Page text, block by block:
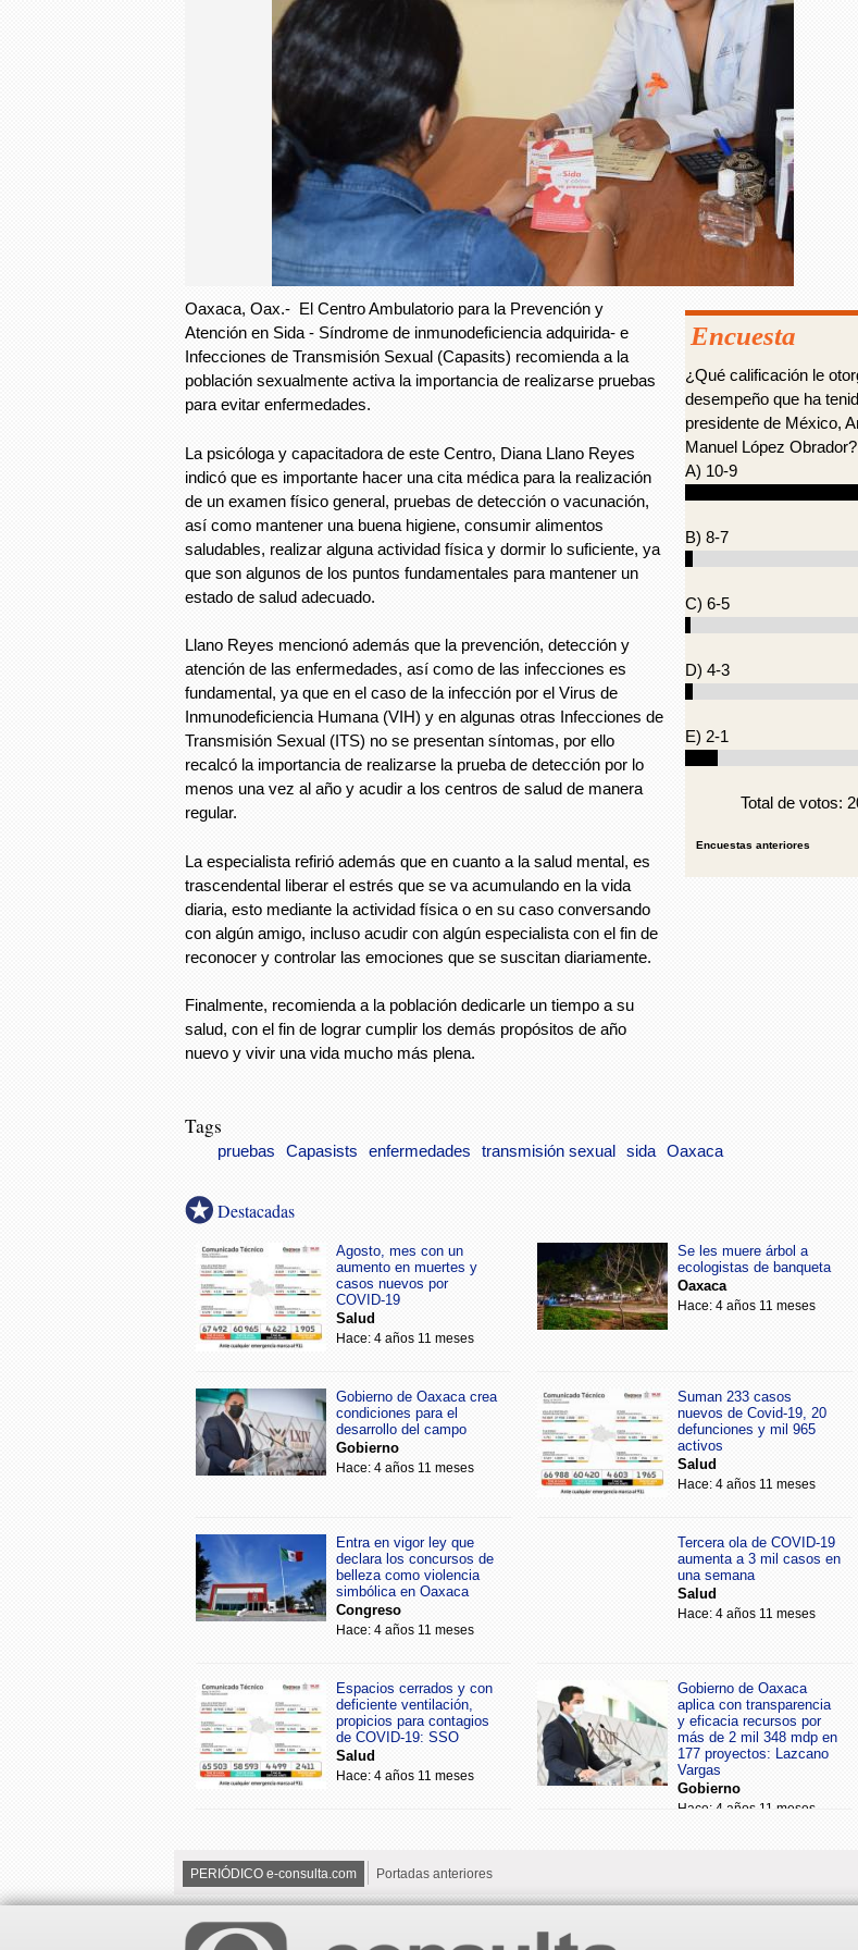
Oaxaca, Oax.- El Centro Ambulatorio para la Prevención y
Atención en Sida - Síndrome de inmunodeficiencia adquirida- e
Infecciones de Transmisión Sexual (Capasits) recomienda a la
población sexualmente activa la importancia de realizarse pruebas
para evitar enfermedades.
La psicóloga y capacitadora de este Centro, Diana Llano Reyes
indicó que es importante hacer una cita médica para la realización
de un examen físico general, pruebas de detección o vacunación,
así como mantener una buena higiene, consumir alimentos
saludables, realizar alguna actividad física y dormir lo suficiente, ya
que son algunos de los puntos fundamentales para mantener un
estado de salud adecuado.
Llano Reyes mencionó además que la prevención, detección y
atención de las enfermedades, así como de las infecciones es
fundamental, ya que en el caso de la infección por el Virus de
Inmunodeficiencia Humana (VIH) y en algunas otras Infecciones de
Transmisión Sexual (ITS) no se presentan síntomas, por ello
recalcó la importancia de realizarse la prueba de detección por lo
menos una vez al año y acudir a los centros de salud de manera
regular.
La especialista refirió además que en cuanto a la salud mental, es
trascendental liberar el estrés que se va acumulando en la vida
diaria, esto mediante la actividad física o en su caso conversando
con algún amigo, incluso acudir con algún especialista con el fin de
reconocer y controlar las emociones que se suscitan diariamente.
Finalmente, recomienda a la población dedicarle un tiempo a su
salud, con el fin de lograr cumplir los demás propósitos de año
nuevo y vivir una vida mucho más plena.
Encuesta
¿Qué calificación le
desempeño que ha
presidente de México,
Manuel López Obrador?
A) 10-9
B) 8-7
C) 6-5
D) 4-3
E) 2-1
Total de votos:
Encuestas anteriores
Tags
pruebas Capasists enfermedades transmisión sexual sida Oaxaca
Destacadas
Agosto, mes con un
aumento en muertes y
casos nuevos por
COVID-19
Salud
Hace: 4 años 11 meses
Se les muere árbol a
ecologistas de banqueta
Oaxaca
Hace: 4 años 11 meses
Gobierno de Oaxaca crea
condiciones para el
desarrollo del campo
Gobierno
Hace: 4 años 11 meses
Suman 233 casos
nuevos de Covid-19, 20
defunciones y mil 965
activos
Salud
Hace: 4 años 11 meses
Entra en vigor ley que
declara los concursos de
belleza como violencia
simbólica en Oaxaca
Congreso
Hace: 4 años 11 meses
Tercera ola de COVID-19
aumenta a 3 mil casos en
una semana
Salud
Hace: 4 años 11 meses
Espacios cerrados y con
deficiente ventilación,
propicios para contagios
de COVID-19: SSO
Salud
Hace: 4 años 11 meses
Gobierno de Oaxaca
aplica con transparencia
y eficacia recursos por
más de 2 mil 348 mdp en
177 proyectos: Lazcano
Vargas
Gobierno
Hace: 4 años 11 meses
PERIÓDICO e-consulta.com Portadas anteriores